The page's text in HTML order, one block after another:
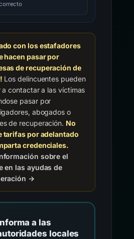
con los estafadores
hacen pasar por
de recuperación de
Los delincuentes pueden
a contactar a las víctimas
pasar por
abogados o
de recuperación. No
tarifas por adelantado
credenciales.
sobre el
en las ayudas de
→
a las
locales